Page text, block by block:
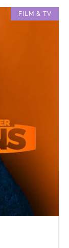
FILM & TV